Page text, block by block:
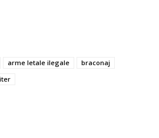
arme letale ilegale
braconaj